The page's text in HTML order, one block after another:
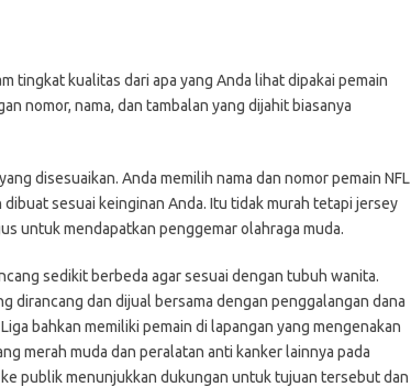
tingkat kualitas dari apa yang Anda lihat dipakai pemain
nomor, nama, dan tambalan yang dijahit biasanya
disesuaikan. Anda memilih nama dan nomor pemain NFL
sesuai keinginan Anda. Itu tidak murah tetapi jersey
untuk mendapatkan penggemar olahraga muda.
sedikit berbeda agar sesuai dengan tubuh wanita.
dirancang dan dijual bersama dengan penggalangan dana
bahkan memiliki pemain di lapangan yang mengenakan
merah muda dan peralatan anti kanker lainnya pada
publik menunjukkan dukungan untuk tujuan tersebut dan